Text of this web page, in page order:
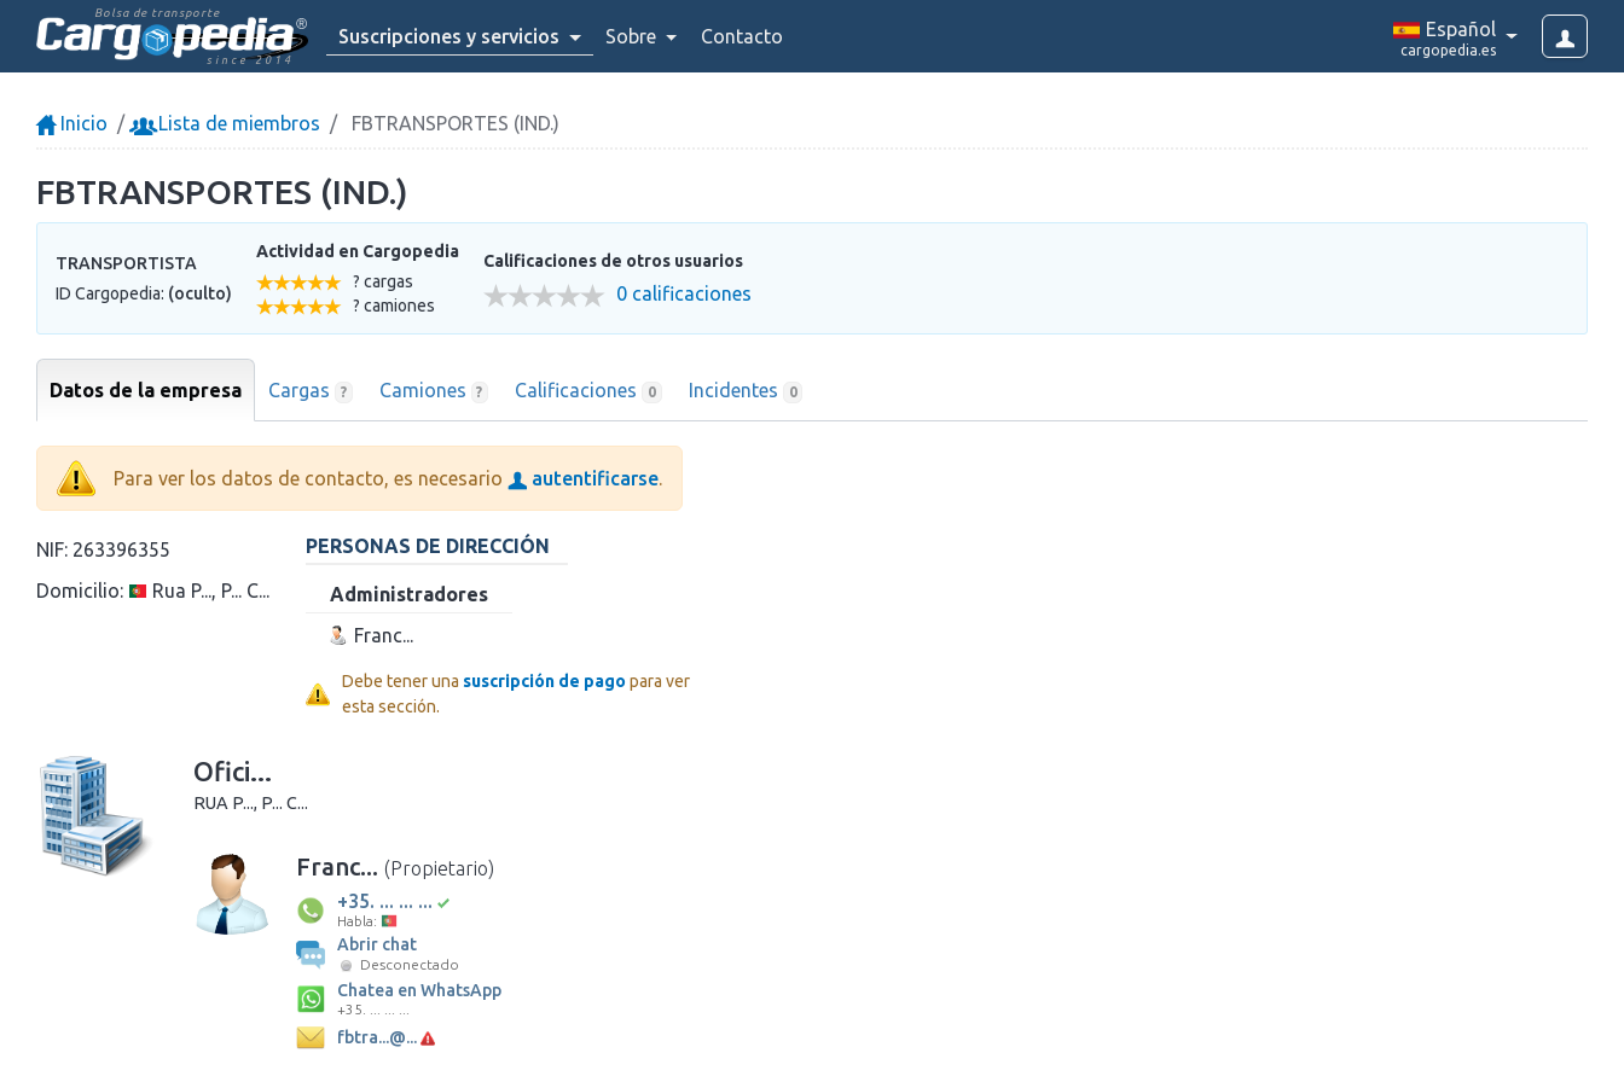
Bolsa de transporte
since 2014
Suscripciones y servicios Sobre Contacto Español
cargopedia.es
Inicio Lista de miembros FBTRANSPORTES (IND.)
FBTRANSPORTES (IND.)
TRANSPORTISTA
ID Cargopedia: (oculto)
Actividad en Cargopedia
? cargas
? camiones
Calificaciones de otros usuarios
0 calificaciones
Datos de la empresa Cargas ? Camiones ? Calificaciones 0 Incidentes 0
Para ver los datos de contacto, es necesario autentificarse.
NIF: 263396355
Domicilio:
Rua P..., P... C...
PERSONAS DE DIRECCIÓN
Administradores
Franc...
Debe tener una suscripción de pago para ver
esta sección.
Ofici...
RUA P..., P... C...
Franc... (Propietario)
+35. ... ... ...
Habla:
Abrir chat
Desconectado
Chatea en WhatsApp
+35. ... ... ...
fbtra...@...